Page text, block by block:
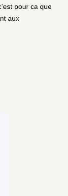
pour ca que
aux